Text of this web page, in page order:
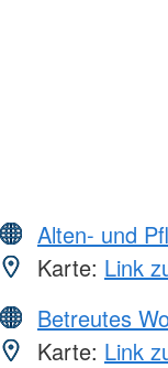
Alten- und
Karte: Link
Betreutes
Karte: Link